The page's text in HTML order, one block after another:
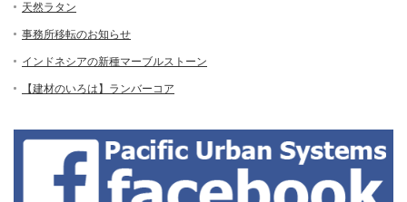
天然ラタン
事務所移転のお知らせ
インドネシアの新種マーブルストーン
【建材のいろは】ランバーコア